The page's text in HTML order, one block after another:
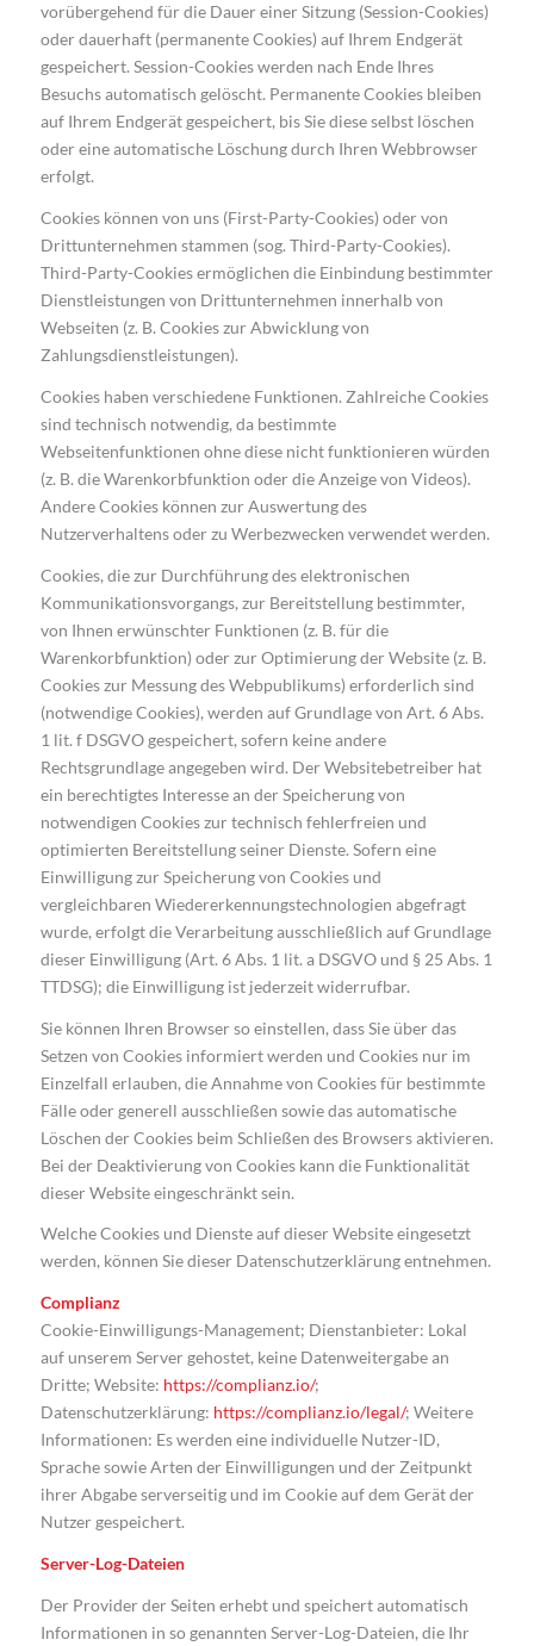
vorübergehend für die Dauer einer Sitzung (Session-Cookies)
oder dauerhaft (permanente Cookies) auf Ihrem Endgerät
gespeichert. Session-Cookies werden nach Ende Ihres
Besuchs automatisch gelöscht. Permanente Cookies bleiben
auf Ihrem Endgerät gespeichert, bis Sie diese selbst löschen
oder eine automatische Löschung durch Ihren Webbrowser
erfolgt.
Cookies können von uns (First-Party-Cookies) oder von
Drittunternehmen stammen (sog. Third-Party-Cookies).
Third-Party-Cookies ermöglichen die Einbindung bestimmter
Dienstleistungen von Drittunternehmen innerhalb von
Webseiten (z. B. Cookies zur Abwicklung von
Zahlungsdienstleistungen).
Cookies haben verschiedene Funktionen. Zahlreiche Cookies
sind technisch notwendig, da bestimmte
Webseitenfunktionen ohne diese nicht funktionieren würden
(z. B. die Warenkorbfunktion oder die Anzeige von Videos).
Andere Cookies können zur Auswertung des
Nutzerverhaltens oder zu Werbezwecken verwendet werden.
Cookies, die zur Durchführung des elektronischen
Kommunikationsvorgangs, zur Bereitstellung bestimmter,
von Ihnen erwünschter Funktionen (z. B. für die
Warenkorbfunktion) oder zur Optimierung der Website (z. B.
Cookies zur Messung des Webpublikums) erforderlich sind
(notwendige Cookies), werden auf Grundlage von Art. 6 Abs.
1 lit. f DSGVO gespeichert, sofern keine andere
Rechtsgrundlage angegeben wird. Der Websitebetreiber hat
ein berechtigtes Interesse an der Speicherung von
notwendigen Cookies zur technisch fehlerfreien und
optimierten Bereitstellung seiner Dienste. Sofern eine
Einwilligung zur Speicherung von Cookies und
vergleichbaren Wiedererkennungstechnologien abgefragt
wurde, erfolgt die Verarbeitung ausschließlich auf Grundlage
dieser Einwilligung (Art. 6 Abs. 1 lit. a DSGVO und § 25 Abs. 1
TTDSG); die Einwilligung ist jederzeit widerrufbar.
Sie können Ihren Browser so einstellen, dass Sie über das
Setzen von Cookies informiert werden und Cookies nur im
Einzelfall erlauben, die Annahme von Cookies für bestimmte
Fälle oder generell ausschließen sowie das automatische
Löschen der Cookies beim Schließen des Browsers aktivieren.
Bei der Deaktivierung von Cookies kann die Funktionalität
dieser Website eingeschränkt sein.
Welche Cookies und Dienste auf dieser Website eingesetzt
werden, können Sie dieser Datenschutzerklärung entnehmen.
Complianz
Cookie-Einwilligungs-Management; Dienstanbieter: Lokal
auf unserem Server gehostet, keine Datenweitergabe an
Dritte; Website: https://complianz.io/;
Datenschutzerklärung: https://complianz.io/legal/; Weitere
Informationen: Es werden eine individuelle Nutzer-ID,
Sprache sowie Arten der Einwilligungen und der Zeitpunkt
ihrer Abgabe serverseitig und im Cookie auf dem Gerät der
Nutzer gespeichert.
Server-Log-Dateien
Der Provider der Seiten erhebt und speichert automatisch
Informationen in so genannten Server-Log-Dateien, die Ihr